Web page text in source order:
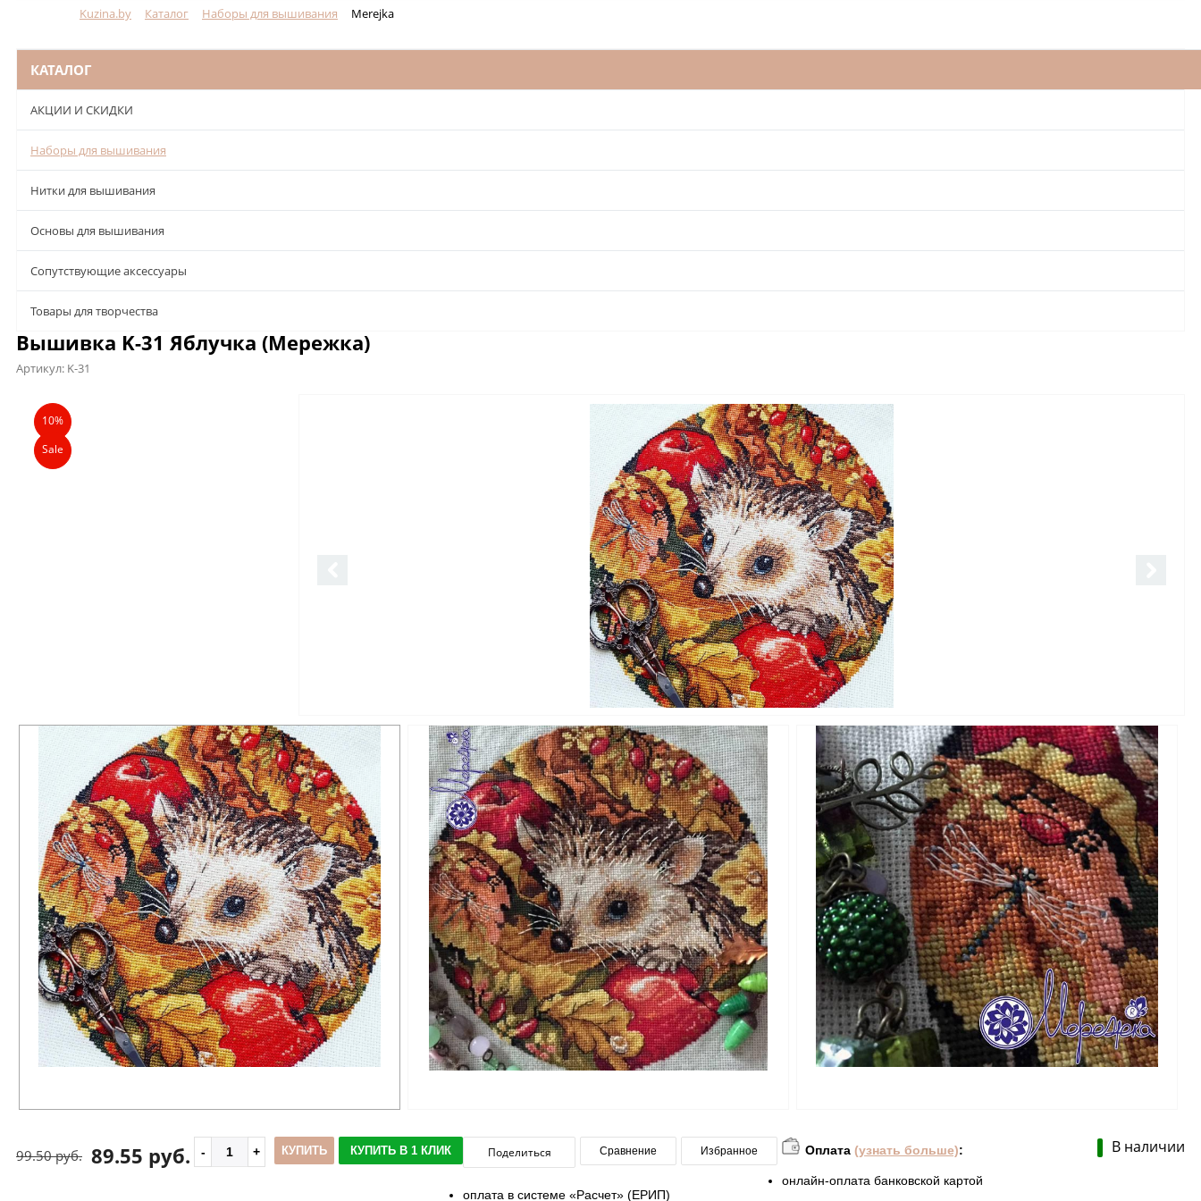
Kuzina.by Каталог Наборы для вышивания Merejka
КАТАЛОГ
АКЦИИ И СКИДКИ
Наборы для вышивания
Нитки для вышивания
Основы для вышивания
Сопутствующие аксессуары
Товары для творчества
Вышивка K-31 Яблучка (Мережка)
Артикул: K-31
Описание
10%
Sale
В наличии
89.55 руб.
99.50 руб. КУПИТЬ КУПИТЬ В 1 КЛИК Поделиться Сравнение Избранное Оплата (узнать больше):
онлайн-оплата банковской картой
оплата в системе «Расчет» (ЕРИП)